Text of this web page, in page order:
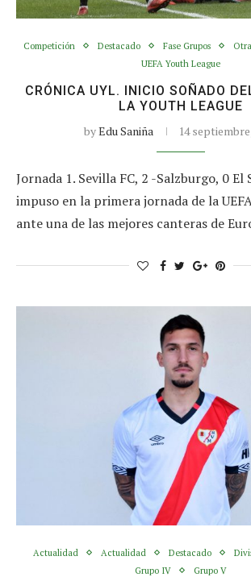
Competición Destacado Fase Grupos
UEFA Youth League
CRÓNICA UYL. INICIO SOÑADO
LA YOUTH LEAGUE
byEdu Saniña 14
Jornada 1. Sevilla FC, 2 -Salzburgo, 0 El
impuso en la primera jornada de la
ante una de las mejores canteras de
Actualidad Actualidad Destacado
Grupo IV
Grupo V